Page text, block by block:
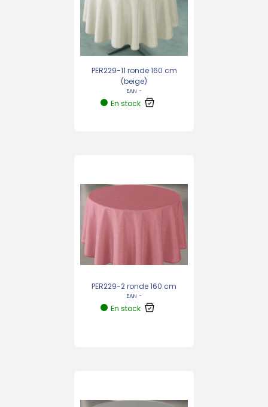
PER229-11 ronde 160 cm
(beige)
EAN -
En stock
PER229-2 ronde 160 cm
EAN -
En stock